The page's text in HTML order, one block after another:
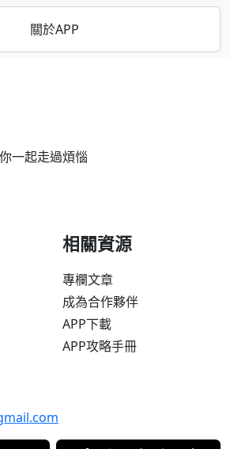
關於APP
一起走過煩惱
相關資源
專欄文章
成為合作夥伴
APP下載
APP攻略手冊